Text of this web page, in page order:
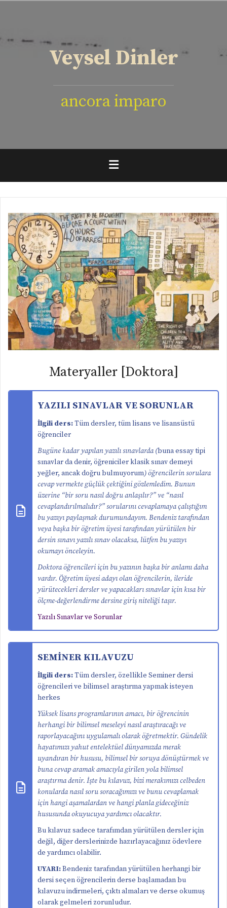
Veysel Dinler
ancora imparo
Materyaller [Doktora]
YAZILI SINAVLAR VE SORUNLAR
İlgili ders:Tüm dersler, tüm lisans ve lisansüstü
öğrenciler
Bugüne kadar yapılan yazılı sınavlarda (buna essay tipi
sınavlar da denir, öğreniciler klasik sınav demeyi
yeğler, ancak doğru bulmuyorum) öğrencilerin sorulara
cevap vermekte güçlük çektiğini gözlemledim. Bunun
üzerine “bir soru nasıl doğru anlaşılır?” ve “nasıl
cevaplandırılmalıdır?” sorularını cevaplamaya çalıştığım
bu yazıyı paylaşmak durumundayım. Bendeniz tarafından
veya başka bir öğretim üyesi tarafından yürütülen bir
dersin sınavı yazılı sınav olacaksa, lütfen bu yazıyı
okumayı önceleyin.
Doktora öğrencileri için bu yazının başka bir anlamı daha
vardır. Öğretim üyesi adayı olan öğrencilerin, ileride
yürütecekleri dersler ve yapacakları sınavlar için kısa bir
ölçme-değerlendirme dersine giriş niteliği taşır.
Yazılı Sınavlar ve Sorunlar
SEMİNER KILAVUZU
İlgili ders:Tüm dersler, özellikle Seminer dersi
öğrencileri ve bilimsel araştırma yapmak isteyen
herkes
Yüksek lisans programlarının amacı, bir öğrencinin
herhangi bir bilimsel meseleyi nasıl araştıracağı ve
raporlayacağını uygulamalı olarak öğretmektir. Gündelik
hayatımızı yahut entelektüel dünyamızda merak
uyandıran bir hususu, bilimsel bir soruya dönüştürmek ve
buna cevap aramak amacıyla girilen yola bilimsel
araştırma denir. İşte bu kılavuz, bizi merakımızı celbeden
konularda nasıl soru soracağımızı ve bunu cevaplamak
için hangi aşamalardan ve hangi planla gideceğiniz
hususunda okuyucuya yardımcı olacaktır.
Bu kılavuz sadece tarafımdan yürütülen dersler için
değil, diğer derslerinizde hazırlayacağınız ödevlere
de yardımcı olabilir.
UYARI:Bendeniz tarafından yürütülen herhangi bir
dersi seçen öğrencilerin derse başlamadan bu
kılavuzu indirmeleri, çıktı almaları ve derse okumuş
olarak gelmeleri zorunludur.